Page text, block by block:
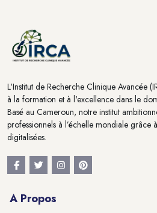
L'Institut de Recherche Clinique Avancée
à la formation et à l'excellence dans le
Basé au Cameroun, notre institut
professionnels à l’échelle mondiale grâce
digitalisées.
A Propos